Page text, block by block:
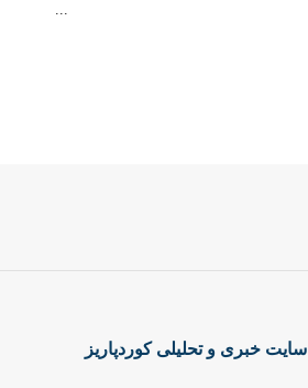
...
سایت خبری و تحلیلی کوردپاریز